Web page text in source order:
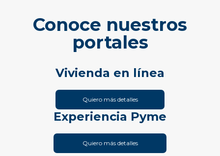
Conoce nuestros
portales
Vivienda en línea
Quiero más detalles
Experiencia Pyme
Quiero más detalles